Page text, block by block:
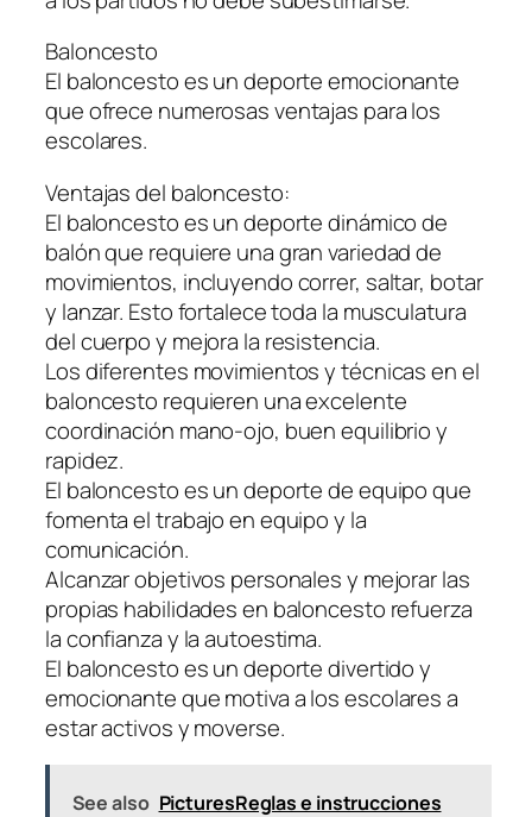
Baloncesto
El baloncesto es un deporte emocionante
que ofrece numerosas ventajas para los
escolares.
Ventajas del baloncesto:
El baloncesto es un deporte dinámico de
balón que requiere una gran variedad de
movimientos, incluyendo correr, saltar, botar
y lanzar. Esto fortalece toda la musculatura
del cuerpo y mejora la resistencia.
Los diferentes movimientos y técnicas en el
baloncesto requieren una excelente
coordinación mano-ojo, buen equilibrio y
rapidez.
El baloncesto es un deporte de equipo que
fomenta el trabajo en equipo y la
comunicación.
Alcanzar objetivos personales y mejorar las
propias habilidades en baloncesto refuerza
la confianza y la autoestima.
El baloncesto es un deporte divertido y
emocionante que motiva a los escolares a
estar activos y moverse.
See also PicturesReglas e instrucciones